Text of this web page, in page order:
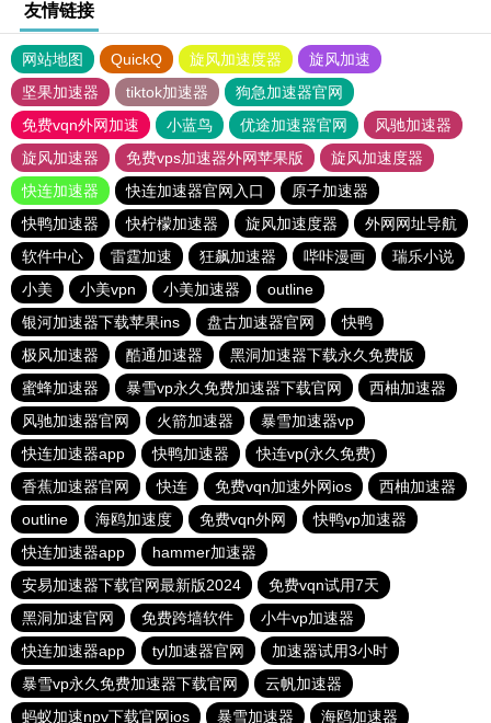
友情链接
网站地图 QuickQ 旋风加速度器
旋风加速
坚果加速器
tiktok加速器
狗急加速器官网
免费vqn外网加速
小蓝鸟 优途加速器官网
风驰加速器
旋风加速器
免费vps加速器外网苹果版
旋风加速度器
快连加速器
快连加速器官网入口
原子加速器
快鸭加速器
快柠檬加速器 旋风加速度器
外网网址导航
软件中心
雷霆加速 狂飙加速器 哔咔漫画
瑞乐小说
小美
小美vpn 小美加速器
outline
银河加速器下载苹果ins
盘古加速器官网
快鸭
极风加速器
酷通加速器
黑洞加速器下载永久免费版
蜜蜂加速器
暴雪vp永久免费加速器下载官网
西柚加速器
风驰加速器官网
火箭加速器
暴雪加速器vp
快连加速器app
快鸭加速器
快连vp(永久免费)
香蕉加速器官网
快连 免费vqn加速外网ios
西柚加速器
outline
海鸥加速度 免费vqn外网
快鸭vp加速器
快连加速器app
hammer加速器
安易加速器下载官网最新版2024
免费vqn试用7天
黑洞加速官网
免费跨墙软件
小牛vp加速器
快连加速器app
tyl加速器官网
加速器试用3小时
暴雪vp永久免费加速器下载官网
云帆加速器
蚂蚁加速npv下载官网ios
暴雪加速器 海鸥加速器